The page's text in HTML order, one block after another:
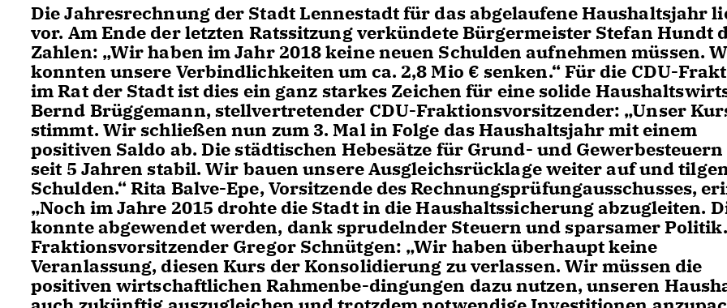
Die Jahresrechnung der Stadt Lennestadt für das abgelaufene Haushaltsjahr
vor. Am Ende der letzten Ratssitzung verkündete Bürgermeister Stefan Hundt
Zahlen: „Wir haben im Jahr 2018 keine neuen Schulden aufnehmen müssen.
konnten unsere Verbindlichkeiten um ca. 2,8 Mio € senken.“ Für die CDU-
im Rat der Stadt ist dies ein ganz starkes Zeichen für eine solide
Bernd Brüggemann, stellvertretender CDU-Fraktionsvorsitzender: „Unser
stimmt. Wir schließen nun zum 3. Mal in Folge das Haushaltsjahr mit einem
positiven Saldo ab. Die städtischen Hebesätze für Grund- und
seit 5 Jahren stabil. Wir bauen unsere Ausgleichsrücklage weiter auf und
Schulden.“ Rita Balve-Epe, Vorsitzende des Rechnungsprüfungausschusses,
Noch im Jahre 2015 drohte die Stadt in die Haushaltssicherung abzugleiten.
konnte abgewendet werden, dank sprudelnder Steuern und sparsamer
Fraktionsvorsitzender Gregor Schnütgen: „Wir haben überhaupt keine
Veranlassung, diesen Kurs der Konsolidierung zu verlassen. Wir müssen die
positiven wirtschaftlichen Rahmenbe-dingungen dazu nutzen, unseren